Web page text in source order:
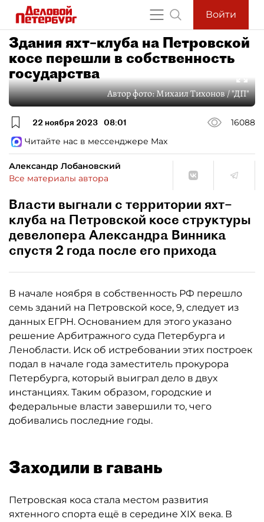
Войти
Здания яхт–клуба на Петровской
косе перешли в собственность
государства
Автор фото:Михаил Тихонов / "ДП"
22 ноября 2023 08:01
16088
Читайте нас в мессенджере Max
Александр Лобановский
Все материалы автора
Власти выгнали с территории яхт–
клуба на Петровской косе структуры
девелопера Александра Винника
спустя 2 года после его прихода
В начале ноября в собственность РФ перешло
семь зданий на Петровской косе, 9, следует из
данных ЕГРН. Основанием для этого указано
решение Арбитражного суда Петербурга и
Ленобласти. Иск об истребовании этих построек
подал в начале года заместитель прокурора
Петербурга, который выиграл дело в двух
инстанциях. Таким образом, городские и
федеральные власти завершили то, чего
добивались последние годы.
Заходили в гавань
Петровская коса стала местом развития
яхтенного спорта ещё в середине XIX века. В